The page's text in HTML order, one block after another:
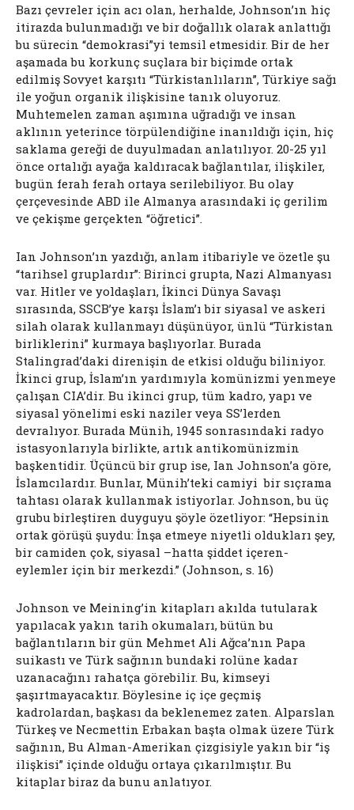
Bazı çevreler için acı olan, herhalde, Johnson’ın hiç
itirazda bulunmadığı ve bir doğallık olarak anlattığı
bu sürecin “demokrasi”yi temsil etmesidir. Bir de her
aşamada bu korkunç suçlara bir biçimde ortak
edilmiş Sovyet karşıtı “Türkistanlıların”, Türkiye sağı
ile yoğun organik ilişkisine tanık oluyoruz.
Muhtemelen zaman aşımına uğradığı ve insan
aklının yeterince törpülendiğine inanıldığı için, hiç
saklama gereği de duyulmadan anlatılıyor. 20-25 yıl
önce ortalığı ayağa kaldıracak bağlantılar, ilişkiler,
bugün ferah ferah ortaya serilebiliyor. Bu olay
çerçevesinde ABD ile Almanya arasındaki iç gerilim
ve çekişme gerçekten “öğretici”.
Ian Johnson’ın yazdığı, anlam itibariyle ve özetle şu
“tarihsel gruplardır”: Birinci grupta, Nazi Almanyası
var. Hitler ve yoldaşları, İkinci Dünya Savaşı
sırasında, SSCB’ye karşı İslam’ı bir siyasal ve askeri
silah olarak kullanmayı düşünüyor, ünlü “Türkistan
birliklerini” kurmaya başlıyorlar. Burada
Stalingrad’daki direnişin de etkisi olduğu biliniyor.
İkinci grup, İslam’ın yardımıyla komünizmi yenmeye
çalışan CIA’dir. Bu ikinci grup, tüm kadro, yapı ve
siyasal yönelimi eski naziler veya SS’lerden
devralıyor. Burada Münih, 1945 sonrasındaki radyo
istasyonlarıyla birlikte, artık antikomünizmin
başkentidir. Üçüncü bir grup ise, Ian Johnson’a göre,
İslamcılardır. Bunlar, Münih’teki camiyi bir sıçrama
tahtası olarak kullanmak istiyorlar. Johnson, bu üç
grubu birleştiren duyguyu şöyle özetliyor: “Hepsinin
ortak görüşü şuydu: İnşa etmeye niyetli oldukları şey,
bir camiden çok, siyasal –hatta şiddet içeren-
eylemler için bir merkezdi.” (Johnson, s. 16)
Johnson ve Meining’in kitapları akılda tutularak
yapılacak yakın tarih okumaları, bütün bu
bağlantıların bir gün Mehmet Ali Ağca’nın Papa
suikastı ve Türk sağının bundaki rolüne kadar
uzanacağını rahatça görebilir. Bu, kimseyi
şaşırtmayacaktır. Böylesine iç içe geçmiş
kadrolardan, başkası da beklenemez zaten. Alparslan
Türkeş ve Necmettin Erbakan başta olmak üzere Türk
sağının, Bu Alman-Amerikan çizgisiyle yakın bir “iş
ilişkisi” içinde olduğu ortaya çıkarılmıştır. Bu
kitaplar biraz da bunu anlatıyor.